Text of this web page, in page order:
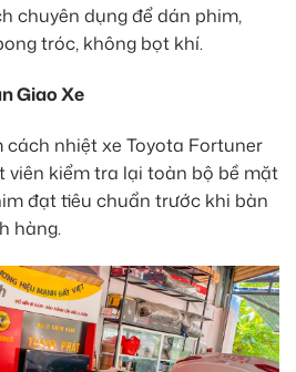
chuyên dụng để dán phim,
tróc, không bọt khí.
Giao Xe
cách nhiệt xe Toyota Fortuner
viên kiểm tra lại toàn bộ bề mặt
đạt tiêu chuẩn trước khi bàn
hàng.